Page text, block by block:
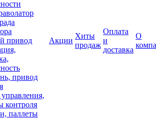
привод
привод
контроля
паллеты
Акции
Хиты
продаж
Оплата
и
доставка
О